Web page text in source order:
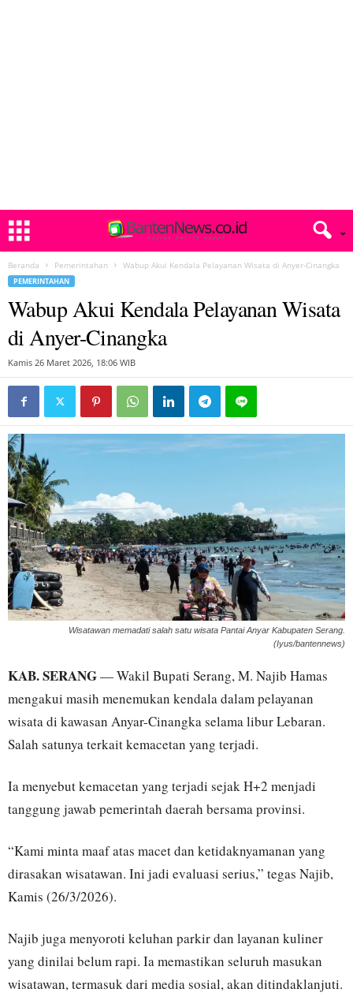
Beranda Pemerintahan Wabup Akui Kendala Pelayanan Wisata di Anyer-Cinangka
PEMERINTAHAN
Wabup Akui Kendala Pelayanan Wisata
di Anyer-Cinangka
Kamis 26 Maret 2026, 18:06 WIB
Wisatawan memadati salah satu wisata Pantai Anyar Kabupaten Serang.
(Iyus/bantennews)
KAB. SERANG— Wakil Bupati Serang, M. Najib Hamas
mengakui masih menemukan kendala dalam pelayanan
wisata di kawasan Anyar-Cinangka selama libur Lebaran.
Salah satunya terkait kemacetan yang terjadi.
Ia menyebut kemacetan yang terjadi sejak H+2 menjadi
tanggung jawab pemerintah daerah bersama provinsi.
“Kami minta maaf atas macet dan ketidaknyamanan yang
dirasakan wisatawan. Ini jadi evaluasi serius,” tegas Najib,
Kamis (26/3/2026).
Najib juga menyoroti keluhan parkir dan layanan kuliner
yang dinilai belum rapi. Ia memastikan seluruh masukan
wisatawan, termasuk dari media sosial, akan ditindaklanjuti.